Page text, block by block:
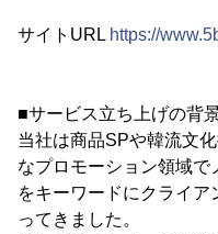
サイトURL https://
■サービス立ち上げの背
当社は商品SPや韓流文
なプロモーション領域
をキーワードにクライ
ってきました。